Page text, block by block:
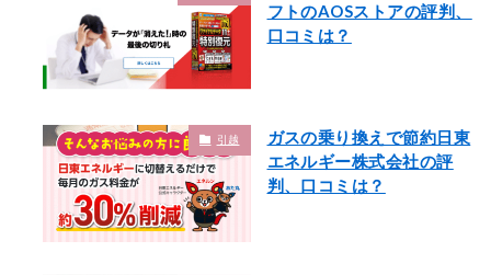
フトのAOSストアの評判、
口コミは？
引越
ガスの乗り換えで節約日東
エネルギー株式会社の評
判、口コミは？